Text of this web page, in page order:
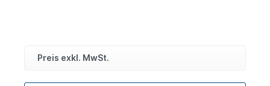
Preis exkl. MwSt.